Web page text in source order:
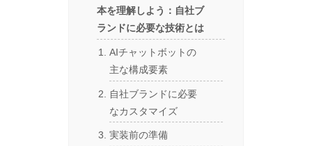
本を理解しよう：自社ブ
ランドに必要な技術とは
AIチャットボットの
主な構成要素
自社ブランドに必要
なカスタマイズ
実装前の準備